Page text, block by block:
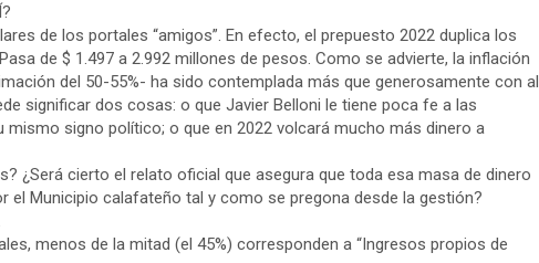
de los portales “amigos”. En efecto, el prepuesto 2022 duplica los
de $ 1.497 a 2.992 millones de pesos. Como se advierte, la inflación
del 50-55%- ha sido contemplada más que generosamente con al
significar dos cosas: o que Javier Belloni le tiene poca fe a las
signo político; o que en 2022 volcará mucho más dinero a
¿Será cierto el relato oficial que asegura que toda esa masa de dinero
el Municipio calafateño tal y como se pregona desde la gestión?
menos de la mitad (el 45%) corresponden a “Ingresos propios de